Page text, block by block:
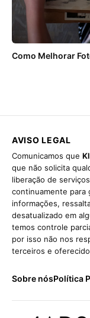
Como Melhorar
AVISO LEGAL
Comunicamos que
que não solicita
liberação de
continuamente para
informações,
desatualizado em
temos controle
por isso não nos
terceiros e
Sobre nósPolítica